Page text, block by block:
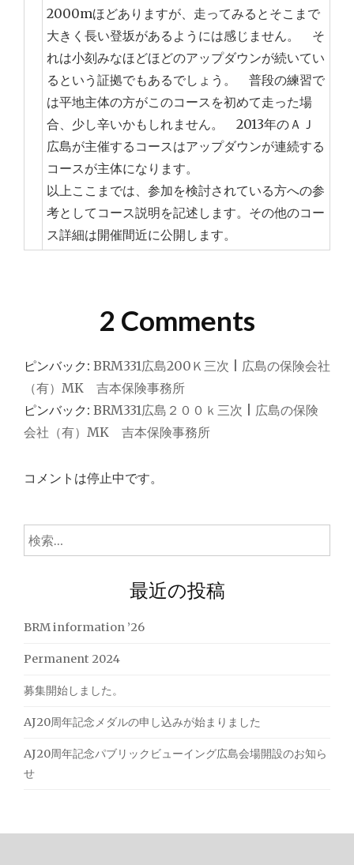
2000mほどありますが、走ってみるとそこまで
大きく長い登坂があるようには感じません。 そ
れは小刻みなほどほどのアップダウンが続いてい
るという証拠でもあるでしょう。 普段の練習で
は平地主体の方がこのコースを初めて走った場
合、少し辛いかもしれません。 2013年のＡＪ
広島が主催するコースはアップダウンが連続する
コースが主体になります。
以上ここまでは、参加を検討されている方への参
考としてコース説明を記述します。その他のコー
ス詳細は開催間近に公開します。
2 Comments
ピンバック: BRM331広島200Ｋ三次 | 広島の保険会社
（有）MK 吉本保険事務所
ピンバック: BRM331広島２００ｋ三次 | 広島の保険
会社（有）MK 吉本保険事務所
コメントは停止中です。
検
索:
最近の投稿
BRM information ’26
Permanent 2024
募集開始しました。
AJ20周年記念メダルの申し込みが始まりました
AJ20周年記念パブリックビューイング広島会場開設のお知ら
せ